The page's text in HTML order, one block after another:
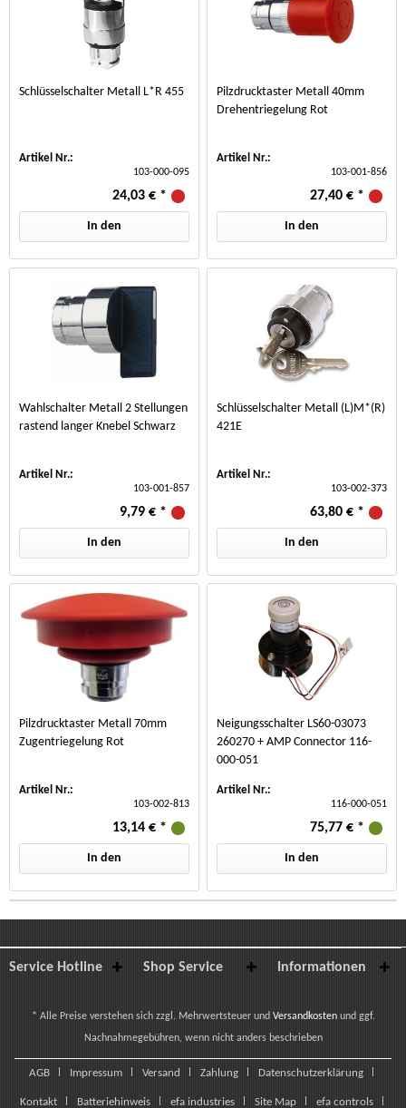
Schlüsselschalter Metall L*R 455
Artikel Nr.:
103-000-095
24,03 € *
In den
Pilzdrucktaster Metall 40mm
Drehentriegelung Rot
Artikel Nr.:
103-001-856
27,40 € *
In den
Wahlschalter Metall 2 Stellungen
rastend langer Knebel Schwarz
Artikel Nr.:
103-001-857
9,79 € *
In den
Schlüsselschalter Metall (L)M*(R)
421E
Artikel Nr.:
103-002-373
63,80 € *
In den
Pilzdrucktaster Metall 70mm
Zugentriegelung Rot
Artikel Nr.:
103-002-813
13,14 € *
In den
Neigungsschalter LS60-03073
260270 + AMP Connector 116-
000-051
Artikel Nr.:
116-000-051
75,77 € *
In den
Service Hotline Shop Service Informationen
* Alle Preise verstehen sich zzgl. Mehrwertsteuer und Versandkostenund ggf.
Nachnahmegebühren, wenn nicht anders beschrieben
AGB Impressum Versand Zahlung Datenschutzerklärung
Kontakt Batteriehinweis efa industries Site Map efa controls